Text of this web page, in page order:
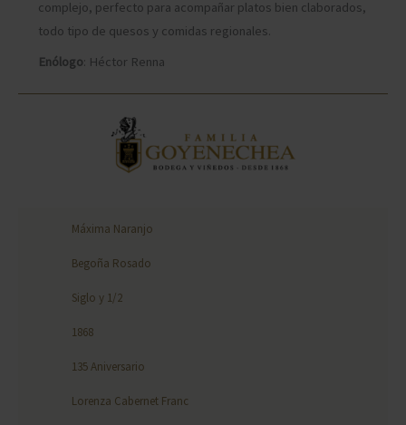
complejo, perfecto para acompañar platos bien claborados,
todo tipo de quesos y comidas regionales.
Enólogo: Héctor Renna
Máxima Naranjo
Begoña Rosado
Siglo y 1/2
1868
135 Aniversario
Lorenza Cabernet Franc